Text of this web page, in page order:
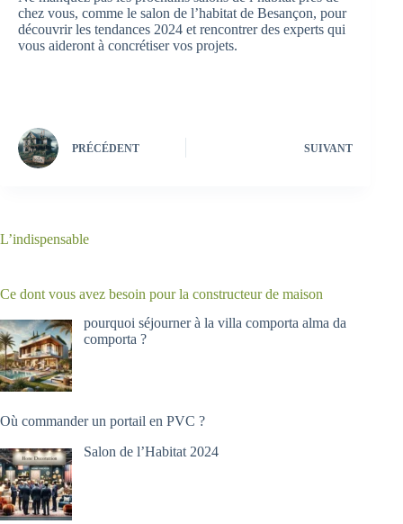
chez vous, comme le salon de l’habitat de Besançon, pour
découvrir les tendances 2024 et rencontrer des experts qui
vous aideront à concrétiser vos projets.
PRÉCÉDENT SUIVANT
L’indispensable
Ce dont vous avez besoin pour la constructeur de maison
pourquoi séjourner à la villa comporta alma da
comporta ?
Où commander un portail en PVC ?
Salon de l’Habitat 2024